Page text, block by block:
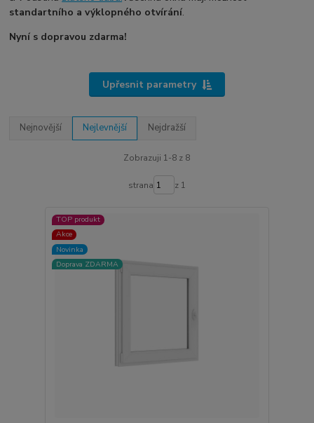
standartního a výklopného otvírání.
Nyní s dopravou zdarma!
Upřesnit parametry
Nejnovější Nejlevnější Nejdražší
Zobrazuji 1-8 z 8
strana z 1
TOP produkt
Akce
Novinka
Doprava ZDARMA